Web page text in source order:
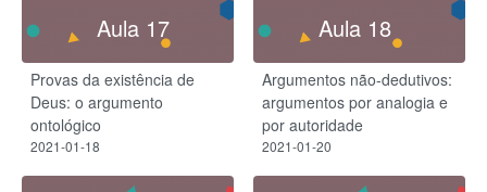
Aula 17
Provas da existência de
Deus: o argumento
ontológico
2021-01-18
Aula 18
Argumentos não-dedutivos:
argumentos por analogia e
por autoridade
2021-01-20